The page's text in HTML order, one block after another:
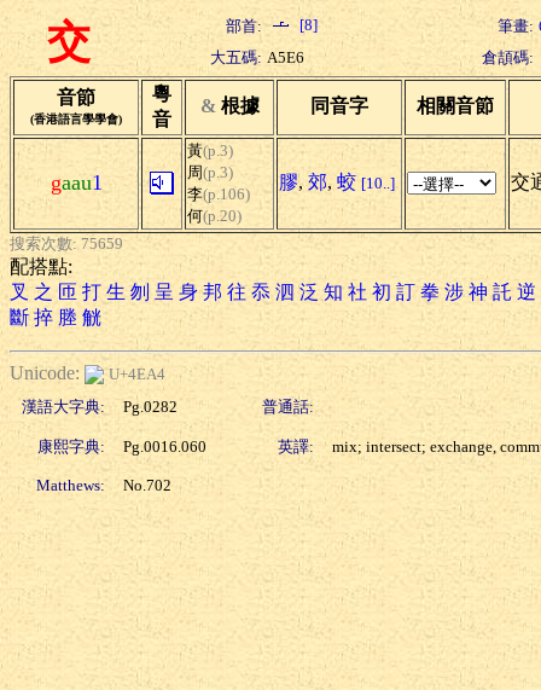
交 部首: [8] 筆畫:
大五碼: A5E6 倉頡碼:
音節
(香港語言學學會)
粵
音
& 根據 同音字 相關音節
gaau1
黃(p.3)
周(p.3)
李(p.106)
何(p.20)
膠, 郊, 蛟 [10..] 交
搜索次數: 75659
配搭點:
叉 之 匝 打 生 刎 呈 身 邦 往 忝 泗 泛 知 社 初 訂 拳 涉 神 託 逆
斷 捽 塍 觥
Unicode:
U+4EA4
漢語大字典:
Pg.0282 普通話:
康熙字典: Pg.0016.060 英譯: mix; intersect; exchange,
Matthews: No.702